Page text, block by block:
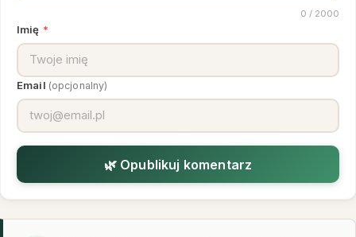
0 / 2000
Imię *
Email (opcjonalny)
🌿 Opublikuj komentarz